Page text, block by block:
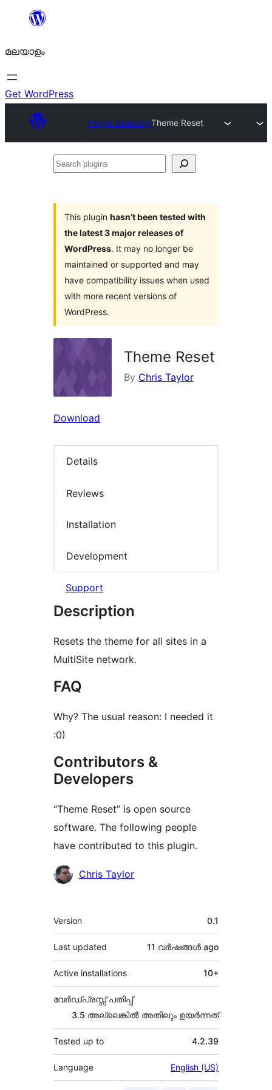
ഉള്ളടക്കത്തിലേക്ക്
മലയാളം
Get WordPress
Plugin DirectoryTheme Reset
Search
This plugin hasn’t been tested with
the latest 3 major releases of
WordPress. It may no longer be
maintained or supported and may
have compatibility issues when used
with more recent versions of
WordPress.
Theme Reset
By Chris Taylor
Download
Details
Reviews
Installation
Development
Support
Description
Resets the theme for all sites in a
MultiSite network.
FAQ
Why? The usual reason: I needed it
:0)
Contributors &
Developers
“Theme Reset” is open source
software. The following people
have contributed to this plugin.
Contributors
Chris Taylor
Meta
Version 0.1
Last updated 11 വര്‍ഷങ്ങള്‍ ago
Active installations 10+
വേർഡ്പ്രസ്സ് പതിപ്പ്
3.5 അല്ലെങ്കില്‍ അതിലും ഉയര്‍ന്നത്
Tested up to 4.2.39
Language English (US)